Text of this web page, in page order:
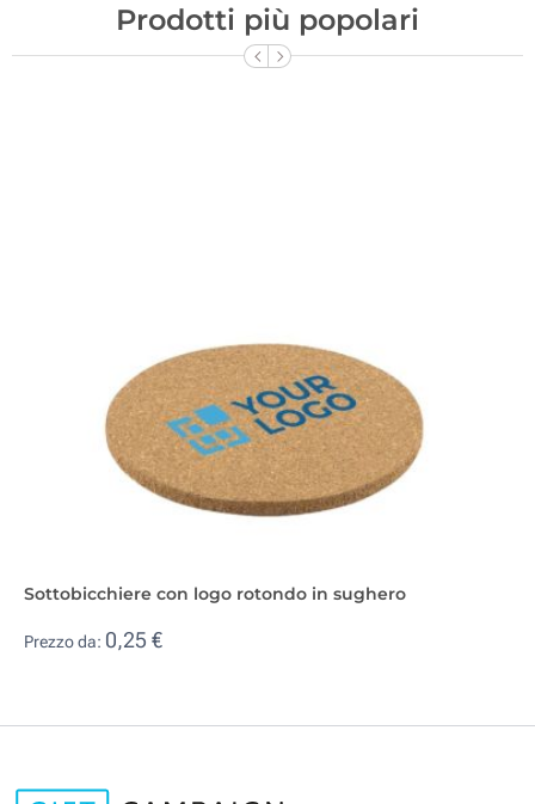
Prodotti più popolari
Sottobicchiere con logo rotondo in sughero
Prezzo da: 0,25 €